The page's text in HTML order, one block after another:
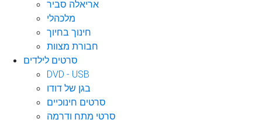
אריאלה סביר
מלכהלי
חינוך בחיוך
חבורת מצוות
סרטים לילדים
DVD - USB
בגן של דודו
סרטים חינוכיים
סרטי מתח ודרמה